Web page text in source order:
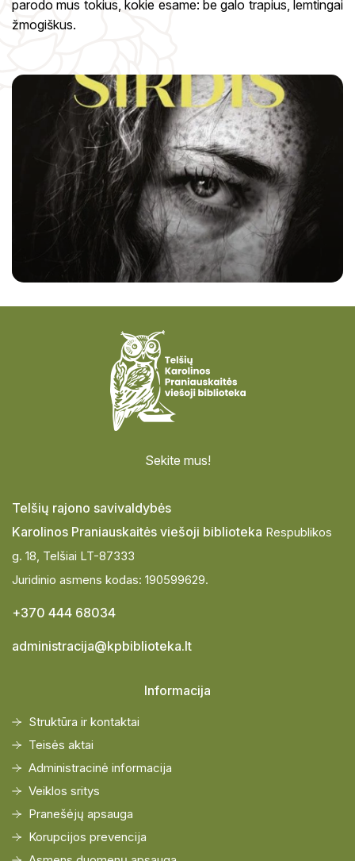
parodo mus tokius, kokie esame: be galo trapius, lemtingai
žmogiškus.
Sekite mus!
Telšių rajono savivaldybės
Karolinos Praniauskaitės viešoji biblioteka Respublikos
g. 18, Telšiai LT-87333
Juridinio asmens kodas: 190599629.
+370 444 68034
administracija@kpbiblioteka.lt
Informacija
Struktūra ir kontaktai
Teisės aktai
Administracinė informacija
Veiklos sritys
Pranešėjų apsauga
Korupcijos prevencija